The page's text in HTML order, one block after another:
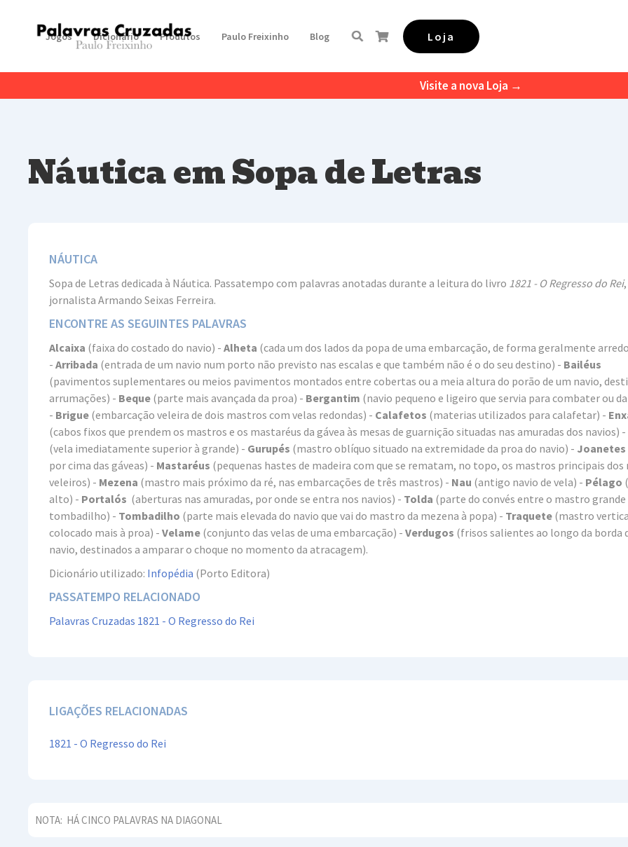
Jogos Dicionário Produtos Paulo Freixinho Blog Loja
Visite a nova Loja →
Náutica em Sopa de Letras
NÁUTICA
Sopa de Letras dedicada à Náutica. Passatempo com palavras anotadas durante a leitura do livro 1821 - O Regresso do Rei
jornalista Armando Seixas Ferreira.
ENCONTRE AS SEGUINTES PALAVRAS
Alcaixa (faixa do costado do navio) - Alheta (cada um dos lados da popa de uma embarcação, de forma geralmente
- Arribada (entrada de um navio num porto não previsto nas escalas e que também não é o do seu destino) - Bailéus
(pavimentos suplementares ou meios pavimentos montados entre cobertas ou a meia altura do porão de um navio,
arrumações) - Beque (parte mais avançada da proa) - Bergantim (navio pequeno e ligeiro que servia para combater ou
- Brigue (embarcação veleira de dois mastros com velas redondas) - Calafetos (materias utilizados para calafetar) -
(cabos fixos que prendem os mastros e os mastaréus da gávea às mesas de guarnição situadas nas amuradas dos navios) -
(vela imediatamente superior à grande) - Gurupés (mastro oblíquo situado na extremidade da proa do navio) - Joanetes
por cima das gáveas) - Mastaréus (pequenas hastes de madeira com que se rematam, no topo, os mastros principais dos
veleiros) - Mezena (mastro mais próximo da ré, nas embarcações de três mastros) - Nau (antigo navio de vela) - Pélago
alto) - Portalós (aberturas nas amuradas, por onde se entra nos navios) - Tolda (parte do convés entre o mastro grande
tombadilho) - Tombadilho (parte mais elevada do navio que vai do mastro da mezena à popa) - Traquete (mastro
colocado mais à proa) - Velame (conjunto das velas de uma embarcação) - Verdugos (frisos salientes ao longo da borda
navio, destinados a amparar o choque no momento da atracagem).
Dicionário utilizado: Infopédia (Porto Editora)
PASSATEMPO RELACIONADO
Palavras Cruzadas 1821 - O Regresso do Rei
LIGAÇÕES RELACIONADAS
1821 - O Regresso do Rei
NOTA: HÁ CINCO PALAVRAS NA DIAGONAL